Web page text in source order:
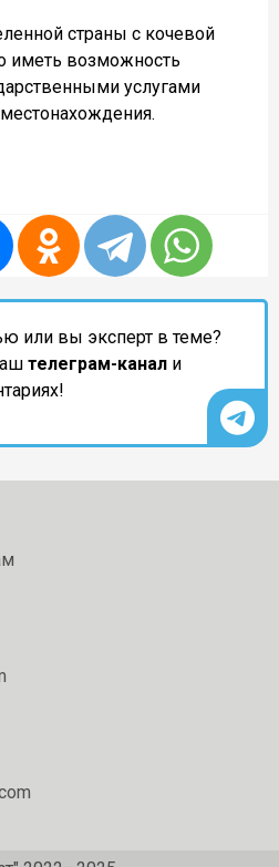
страны с кочевой
иметь возможность
услугами
или вы эксперт в теме?
телеграм-канал и